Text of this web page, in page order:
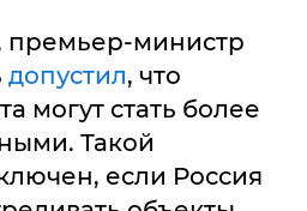
премьер-министр
допустил, что
могут стать более
Такой
если Россия